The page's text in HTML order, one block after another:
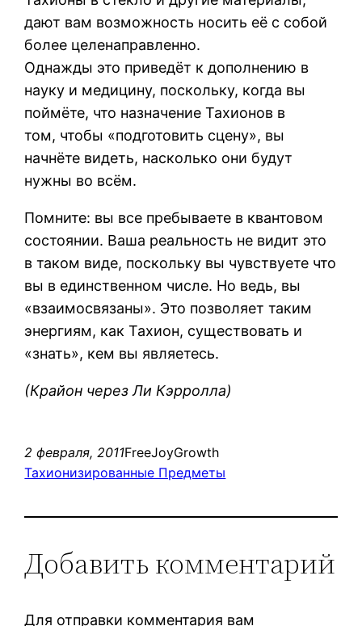
дают вам возможность носить её с собой
более целенаправленно.
Однажды это приведёт к дополнению в
науку и медицину, поскольку, когда вы
поймёте, что назначение Тахионов в
том, чтобы «подготовить сцену», вы
начнёте видеть, насколько они будут
нужны во всём.
Помните: вы все пребываете в квантовом
состоянии. Ваша реальность не видит это
в таком виде, поскольку вы чувствуете что
вы в единственном числе. Но ведь, вы
«взаимосвязаны». Это позволяет таким
энергиям, как Тахион, существовать и
«знать», кем вы являетесь.
(Крайон через Ли Кэрролла)
2 февраля, 2011FreeJoyGrowth
Тахионизированные Предметы
Добавить комментарий
Для отправки комментария вам